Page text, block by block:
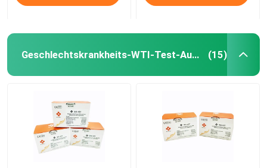
Geschlechtskrankheits-WTI-Test-Ausrüstung (15)